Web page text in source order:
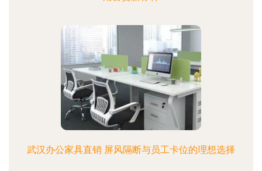
武汉办公家具直销 屏风隔断与员工卡位的理想选择